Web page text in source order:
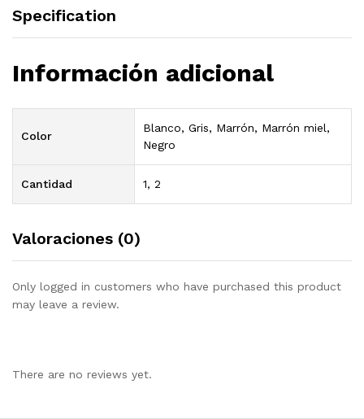
Specification
Información adicional
Color
Blanco, Gris, Marrón, Marrón miel,
Negro
Cantidad 1, 2
Valoraciones (0)
Only logged in customers who have purchased this product
may leave a review.
There are no reviews yet.